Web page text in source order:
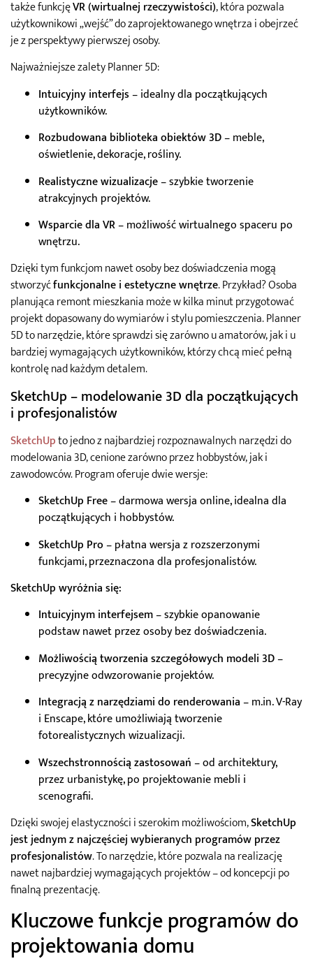
także funkcjęVR (wirtualnej rzeczywistości), która pozwala
użytkownikowi „wejść” do zaprojektowanego wnętrza i obejrzeć
je z perspektywy pierwszej osoby.
Najważniejsze zalety Planner 5D:
Intuicyjny interfejs– idealny dla początkujących
użytkowników.
Rozbudowana biblioteka obiektów 3D– meble,
oświetlenie, dekoracje, rośliny.
Realistyczne wizualizacje– szybkie tworzenie
atrakcyjnych projektów.
Wsparcie dla VR– możliwość wirtualnego spaceru po
wnętrzu.
Dzięki tym funkcjom nawet osoby bez doświadczenia mogą
stworzyćfunkcjonalne i estetyczne wnętrze. Przykład? Osoba
planująca remont mieszkania może w kilka minut przygotować
projekt dopasowany do wymiarów i stylu pomieszczenia. Planner
5D to narzędzie, które sprawdzi się zarówno u amatorów, jak i u
bardziej wymagających użytkowników, którzy chcą mieć pełną
kontrolę nad każdym detalem.
SketchUp – modelowanie 3D dla początkujących
i profesjonalistów
SketchUpto jedno z najbardziej rozpoznawalnych narzędzi do
modelowania 3D, cenione zarówno przez hobbystów, jak i
zawodowców. Program oferuje dwie wersje:
SketchUp Free– darmowa wersja online, idealna dla
początkujących i hobbystów.
SketchUp Pro– płatna wersja z rozszerzonymi
funkcjami, przeznaczona dla profesjonalistów.
SketchUp wyróżnia się:
Intuicyjnym interfejsem– szybkie opanowanie
podstaw nawet przez osoby bez doświadczenia.
Możliwością tworzenia szczegółowych modeli 3D–
precyzyjne odwzorowanie projektów.
Integracją z narzędziami do renderowania– m.in. V-Ray
i Enscape, które umożliwiają tworzenie
fotorealistycznych wizualizacji.
Wszechstronnością zastosowań– od architektury,
przez urbanistykę, po projektowanie mebli i
scenografii.
Dzięki swojej elastyczności i szerokim możliwościom,SketchUp
jest jednym z najczęściej wybieranych programów przez
profesjonalistów. To narzędzie, które pozwala na realizację
nawet najbardziej wymagających projektów – od koncepcji po
finalną prezentację.
Kluczowe funkcje programów do
projektowania domu